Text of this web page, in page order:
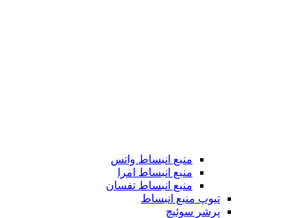
منبع انبساط واتس
منبع انبساط امرا
منبع انبساط تفسان
تیوپ منبع انبساط
پرشر سوئیچ